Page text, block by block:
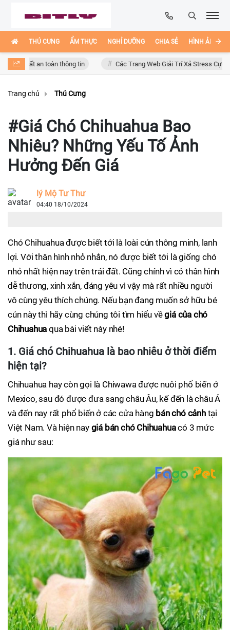
THÚ CƯNG ẨM THỰC NGHỈ DƯỠNG CHIA SẺ HÌNH ẢNH
an toàn thông tin Các Trang Web Giải Trí Xả Stress Cực Hay Ho
Trang chủ Thú Cưng
#Giá Chó Chihuahua Bao
Nhiêu? Những Yếu Tố Ảnh
Hưởng Đến Giá
lý Mộ Tư Thư
04:40 18/10/2024
Chó Chihuahua được biết tới là loài cún thông minh, lanh
lợi. Với thân hình nhỏ nhắn, nó được biết tới là giống chó
nhỏ nhất hiện nay trên trái đất. Cũng chính vì có thân hình
dễ thương, xinh xắn, đáng yêu vì vậy mà rất nhiều người
vô cùng yêu thích chúng. Nếu bạn đang muốn sở hữu bé
cún này thì hãy cùng chúng tôi tìm hiểu vềgiá của chó
Chihuahua qua bài viết này nhé!
1. Giá chó Chihuahua là bao nhiêu ở thời điểm
hiện tại?
Chihuahua hay còn gọi là Chiwawa được nuôi phổ biến ở
Mexico, sau đó được đưa sang châu Âu, kế đến là châu Á
và đến nay rất phổ biến ở các cửa hàng bán chó cảnhtại
Việt Nam. Và hiện nay giá bán chó Chihuahuacó 3 mức
giá như sau: